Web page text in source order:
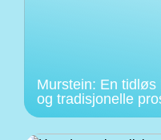
Murstein: En
og tradisjonelle